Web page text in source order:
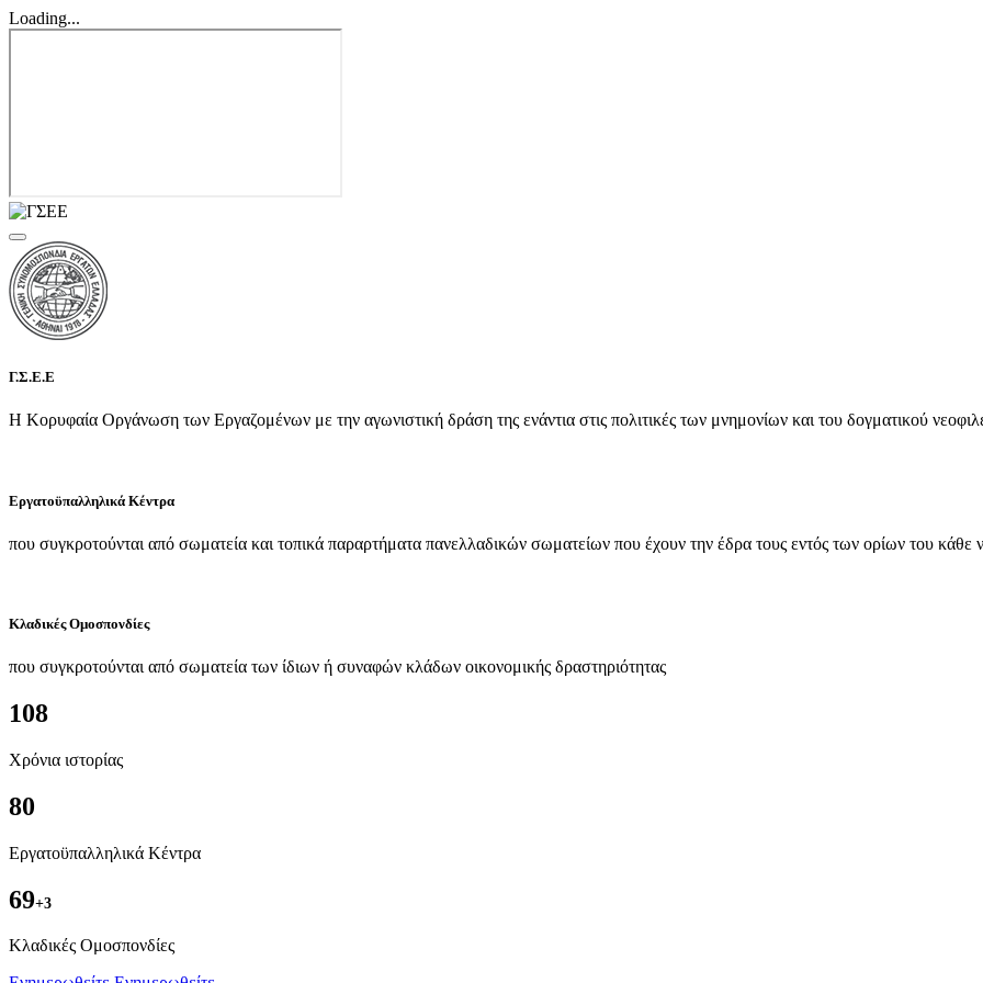
Loading...
Γ.Σ.Ε.Ε
Η Κορυφαία Οργάνωση των Εργαζομένων με την αγωνιστική δράση της ενάντια στις πολιτικές των μνημονίων και του δογματικού
Εργατοϋπαλληλικά Κέντρα
που συγκροτούνται από σωματεία και τοπικά παραρτήματα πανελλαδικών σωματείων που έχουν την έδρα τους εντός των ορίων του κάθε
Κλαδικές Ομοσπονδίες
που συγκροτούνται από σωματεία των ίδιων ή συναφών κλάδων οικονομικής δραστηριότητας
108
Χρόνια ιστορίας
80
Εργατοϋπαλληλικά Κέντρα
69+3
Kλαδικές Ομοσπονδίες